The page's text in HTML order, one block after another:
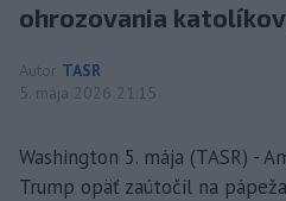
ohrozovania
Autor TASR
5. mája 2026 21:15
Washington 5. mája (TASR) -
Trump opäť zaútočil na